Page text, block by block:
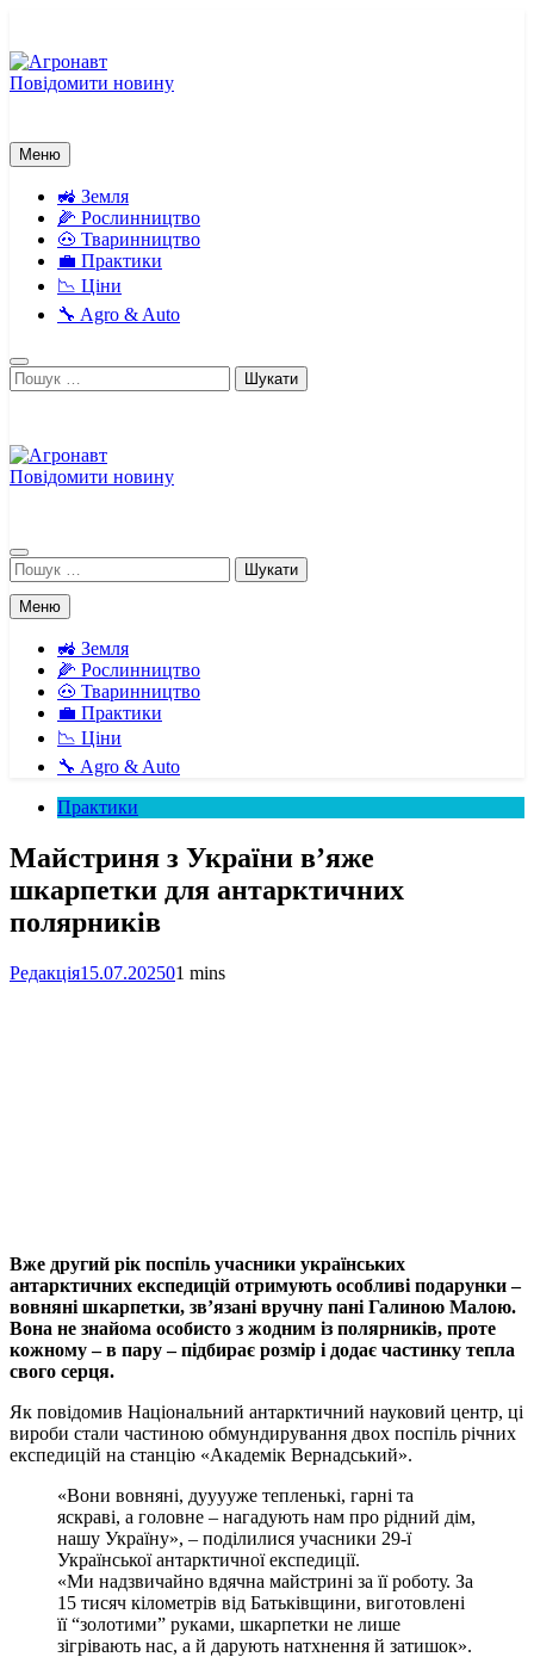
вмісту
Повідомити новину
Меню
🚜 Земля
🌽 Рослинництво
🐽 Тваринництво
💼 Практики
📉 Ціни
🔧 Agro & Auto
Пошук:
Повідомити новину
Пошук:
Меню
🚜 Земля
🌽 Рослинництво
🐽 Тваринництво
💼 Практики
📉 Ціни
🔧 Agro & Auto
Практики
Майстриня з України в’яже
шкарпетки для антарктичних
полярників
Редакція15.07.202501 mins
Link
Print
Вже другий рік поспіль учасники українських
антарктичних експедицій отримують особливі подарунки –
вовняні шкарпетки, зв’язані вручну пані Галиною Малою.
Вона не знайома особисто з жодним із полярників, проте
кожному – в пару – підбирає розмір і додає частинку тепла
свого серця.
Як повідомив Національний антарктичний науковий центр, ці
вироби стали частиною обмундирування двох поспіль річних
експедицій на станцію «Академік Вернадський».
«Вони вовняні, дууууже тепленькі, гарні та
яскраві, а головне – нагадують нам про рідний дім,
нашу Україну», – поділилися учасники 29-ї
Української антарктичної експедиції.
«Ми надзвичайно вдячна майстрині за її роботу. За
15 тисяч кілометрів від Батьківщини, виготовлені
її “золотими” руками, шкарпетки не лише
зігрівають нас, а й дарують натхнення й затишок».